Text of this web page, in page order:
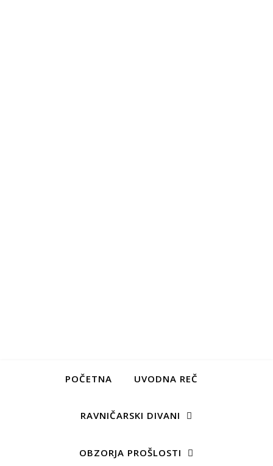
POČETNA UVODNA REČ
RAVNIČARSKI DIVANI
OBZORJA PROŠLOSTI